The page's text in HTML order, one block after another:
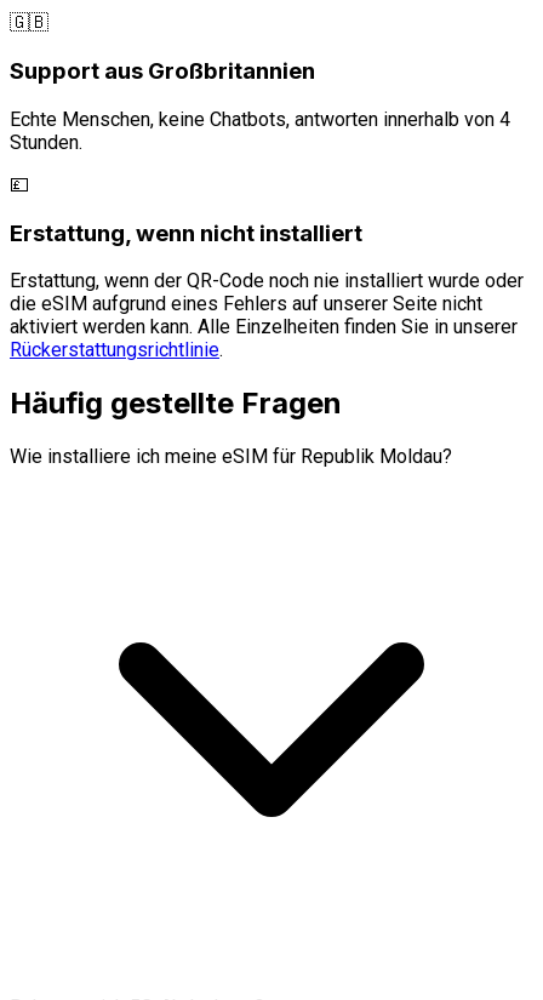
🇬🇧
Support aus Großbritannien
Echte Menschen, keine Chatbots, antworten innerhalb von 4
Stunden.
💷
Erstattung, wenn nicht installiert
Erstattung, wenn der QR-Code noch nie installiert wurde oder
die eSIM aufgrund eines Fehlers auf unserer Seite nicht
aktiviert werden kann. Alle Einzelheiten finden Sie in unserer
Rückerstattungsrichtlinie.
Häufig gestellte Fragen
Wie installiere ich meine eSIM für Republik Moldau?